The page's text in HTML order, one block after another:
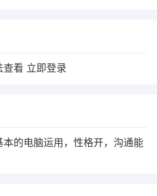
查看 立即登录
的电脑运用，性格开，沟通能